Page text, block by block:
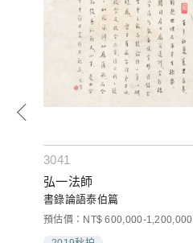
3041
弘一法師
書錄論語泰伯篇
預估價：NT$ 600,000-1,200,000